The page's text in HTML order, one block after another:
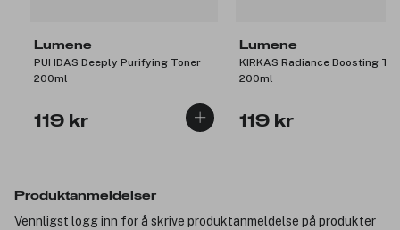
Lumene
PUHDAS Deeply Purifying Toner
200ml
119 kr
Lumene
KIRKAS Radiance Boosting
200ml
119 kr
Produktanmeldelser
Vennligst logg inn for å skrive produktanmeldelse på produkter